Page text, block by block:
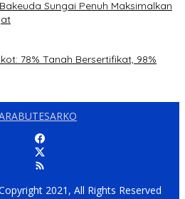
Sungai Penuh Maksimalkan
78% Tanah Bersertifikat, 98%
2021, All Rights Reserved